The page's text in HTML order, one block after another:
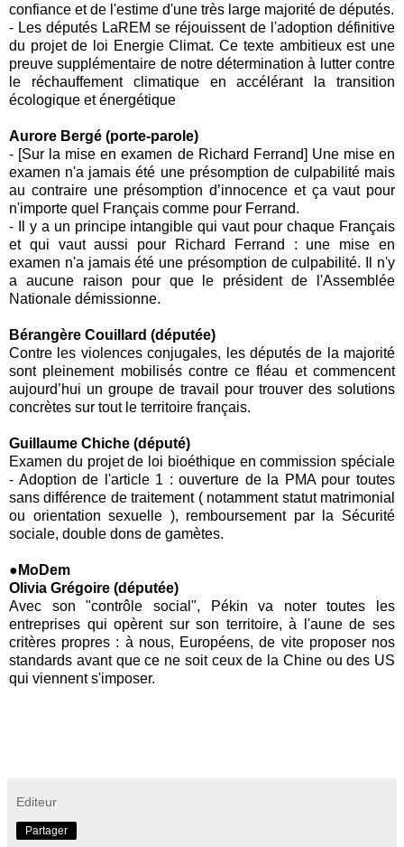
confiance et de l'estime d'une très large majorité de députés.
- Les députés LaREM se réjouissent de l'adoption définitive
du projet de loi Energie Climat. Ce texte ambitieux est une
preuve supplémentaire de notre détermination à lutter contre
le réchauffement climatique en accélérant la transition
écologique et énergétique
Aurore Bergé (porte-parole)
- [Sur la mise en examen de Richard Ferrand] Une mise en
examen n'a jamais été une présomption de culpabilité mais
au contraire une présomption d’innocence et ça vaut pour
n'importe quel Français comme pour Ferrand.
- Il y a un principe intangible qui vaut pour chaque Français
et qui vaut aussi pour Richard Ferrand : une mise en
examen n'a jamais été une présomption de culpabilité. Il n'y
a aucune raison pour que le président de l'Assemblée
Nationale démissionne.
Bérangère Couillard (députée)
Contre les violences conjugales, les députés de la majorité
sont pleinement mobilisés contre ce fléau et commencent
aujourd’hui un groupe de travail pour trouver des solutions
concrètes sur tout le territoire français.
Guillaume Chiche (député)
Examen du projet de loi bioéthique en commission spéciale
- Adoption de l'article 1 : ouverture de la PMA pour toutes
sans différence de traitement ( notamment statut matrimonial
ou orientation sexuelle ), remboursement par la Sécurité
sociale, double dons de gamètes.
●MoDem
Olivia Grégoire (députée)
Avec son "contrôle social", Pékin va noter toutes les
entreprises qui opèrent sur son territoire, à l'aune de ses
critères propres : à nous, Européens, de vite proposer nos
standards avant que ce ne soit ceux de la Chine ou des US
qui viennent s'imposer.
Editeur
Partager